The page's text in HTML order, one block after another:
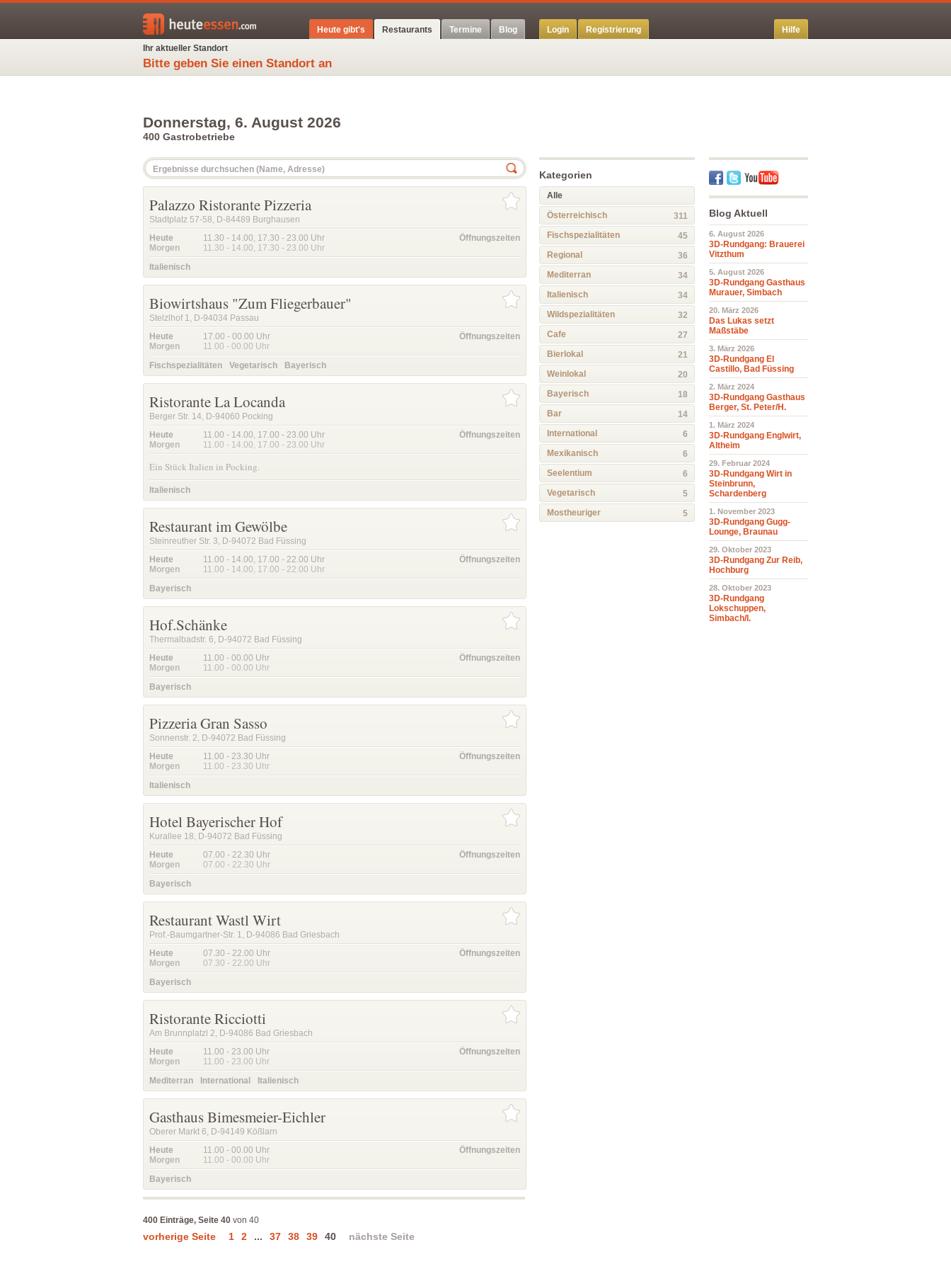
Blog
Termine
Restaurants
Heute gibt's Login Registrierung
Hilfe
Ihr aktueller Standort
Bitte geben Sie einen Standort an
Donnerstag, 6. August 2026
400 Gastrobetriebe
Palazzo Ristorante Pizzeria
Stadtplatz 57-58, D-84489 Burghausen
Heute
Morgen
11.30 - 14.00, 17.30 - 23.00 Uhr
11.30 - 14.00, 17.30 - 23.00 Uhr
Öffnungszeiten
Italienisch
Biowirtshaus "Zum Fliegerbauer"
Stelzlhof 1, D-94034 Passau
Heute
Morgen
17.00 - 00.00 Uhr
11.00 - 00.00 Uhr
Öffnungszeiten
Fischspezialitäten Vegetarisch Bayerisch
Ristorante La Locanda
Berger Str. 14, D-94060 Pocking
Heute
Morgen
11.00 - 14.00, 17.00 - 23.00 Uhr
11.00 - 14.00, 17.00 - 23.00 Uhr
Öffnungszeiten
Ein Stück Italien in Pocking.
Italienisch
Restaurant im Gewölbe
Steinreuther Str. 3, D-94072 Bad Füssing
Heute
Morgen
11.00 - 14.00, 17.00 - 22.00 Uhr
11.00 - 14.00, 17.00 - 22.00 Uhr
Öffnungszeiten
Bayerisch
Hof.Schänke
Thermalbadstr. 6, D-94072 Bad Füssing
Heute
Morgen
11.00 - 00.00 Uhr
11.00 - 00.00 Uhr
Öffnungszeiten
Bayerisch
Pizzeria Gran Sasso
Sonnenstr. 2, D-94072 Bad Füssing
Heute
Morgen
11.00 - 23.30 Uhr
11.00 - 23.30 Uhr
Öffnungszeiten
Italienisch
Hotel Bayerischer Hof
Kurallee 18, D-94072 Bad Füssing
Heute
Morgen
07.00 - 22.30 Uhr
07.00 - 22.30 Uhr
Öffnungszeiten
Bayerisch
Restaurant Wastl Wirt
Prof.-Baumgartner-Str. 1, D-94086 Bad Griesbach
Heute
Morgen
07.30 - 22.00 Uhr
07.30 - 22.00 Uhr
Öffnungszeiten
Bayerisch
Ristorante Ricciotti
Am Brunnplatzl 2, D-94086 Bad Griesbach
Heute
Morgen
11.00 - 23.00 Uhr
11.00 - 23.00 Uhr
Öffnungszeiten
Mediterran International Italienisch
Gasthaus Bimesmeier-Eichler
Oberer Markt 6, D-94149 Kößlarn
Heute
Morgen
11.00 - 00.00 Uhr
11.00 - 00.00 Uhr
Öffnungszeiten
Bayerisch
400 Einträge, Seite 40 von 40
vorherige Seite 1 2 ... 37 38 39 40 nächste Seite
Kategorien
Alle
Österreichisch
311
Fischspezialitäten
45
Regional
36
Mediterran
34
Italienisch
34
Wildspezialitäten
32
Cafe
27
Bierlokal
21
Weinlokal
20
Bayerisch
18
Bar
14
International
6
Mexikanisch
6
Seelentium
6
Vegetarisch
5
Mostheuriger
5
Blog Aktuell
6. August 2026
3D-Rundgang: Brauerei
Vitzthum
5. August 2026
3D-Rundgang Gasthaus
Murauer, Simbach
20. März 2026
Das Lukas setzt
Maßstäbe
3. März 2026
3D-Rundgang El
Castillo, Bad Füssing
2. März 2024
3D-Rundgang Gasthaus
Berger, St. Peter/H.
1. März 2024
3D-Rundgang Englwirt,
Altheim
29. Februar 2024
3D-Rundgang Wirt in
Steinbrunn,
Schardenberg
1. November 2023
3D-Rundgang Gugg-
Lounge, Braunau
29. Oktober 2023
3D-Rundgang Zur Reib,
Hochburg
28. Oktober 2023
3D-Rundgang
Lokschuppen,
Simbach/I.